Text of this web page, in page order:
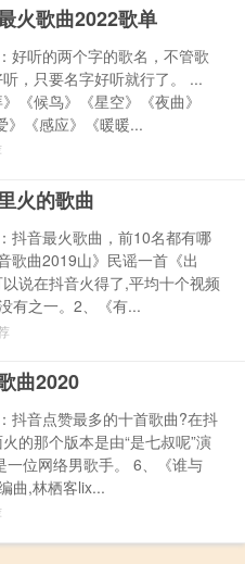
火歌曲2022歌单
好听的两个字的歌名，不管歌
，只要名字好听就行了。 ...
》《候鸟》《星空》《夜曲》
》《感应》《暖暖...
火的歌曲
抖音最火歌曲，前10名都有哪
歌曲2019山》民谣一首《出
说在抖音火得了,平均十个视频
有之一。2、《有...
曲2020
抖音点赞最多的十首歌曲?在抖
的那个版本是由“是七叔呢”演
一位网络男歌手。 6、《谁与
曲,林栖客lix...